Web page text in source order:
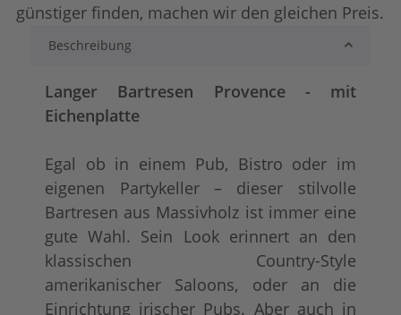
Konfigurator alles frei wählbar
+ 242,00 €
günstiger finden, machen wir den gleichen Preis.
Beschreibung
Langer Bartresen Provence - mit
Eichenplatte
Egal ob in einem Pub, Bistro oder im
eigenen Partykeller – dieser stilvolle
Bartresen aus Massivholz ist immer eine
gute Wahl. Sein Look erinnert an den
klassischen Country-Style
amerikanischer Saloons, oder an die
Einrichtung irischer Pubs. Aber auch in